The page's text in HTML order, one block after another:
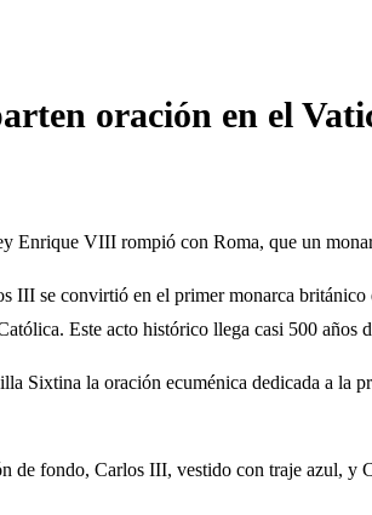
oración en el
Enrique VIII rompió con Roma, que un
III se convirtió en el primer monarca
Este acto histórico llega casi 500 años
Sixtina la oración ecuménica dedicada a la
fondo, Carlos III, vestido con traje azul,